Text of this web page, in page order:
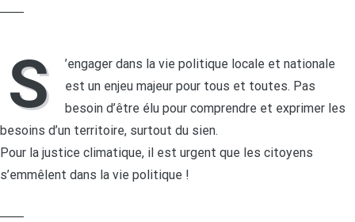
S
’engager dans la vie politique locale et nationale
est un enjeu majeur pour tous et toutes. Pas
besoin d’être élu pour comprendre et exprimer les
besoins d’un territoire, surtout du sien.
Pour la justice climatique, il est urgent que les citoyens
s’emmêlent dans la vie politique !